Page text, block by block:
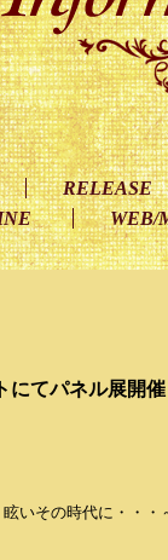
RELEASE
WEB/
にてパネル展開催
いその時代に・・